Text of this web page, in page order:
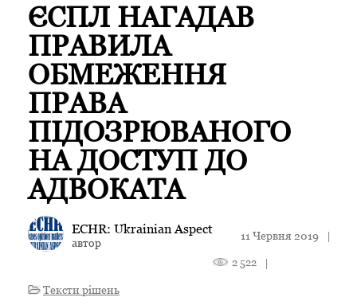
ЄСПЛ НАГАДАВ
ПРАВИЛА
ОБМЕЖЕННЯ
ПРАВА
ПІДОЗРЮВАНОГО
НА ДОСТУП ДО
АДВОКАТА
ECHR: Ukrainian Aspect
автор
11 Червня 2019 |
2 522
|
Тексти рішень